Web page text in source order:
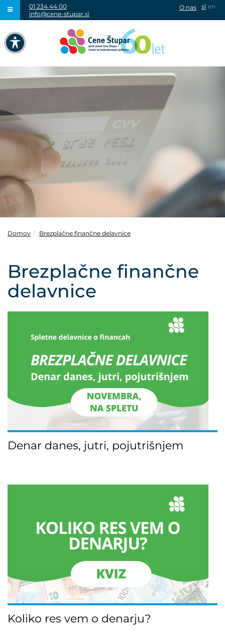
NAVIGACIJA PREKO TIPKOVNICE
VISOK KONTRAST
OZNAČI NASLOVE
OZNAČI POVEZAVE
PODČRTAJ POVEZAVE
ZEMLJEVID STRANI
IZJAVA O DOSTOPNOSTI
01 234 44 00
info@cene-stupar.si
sl en
O nas
Domov Brezplačne finančne delavnice
Brezplačne finančne
delavnice
Denar danes, jutri, pojutrišnjem
Koliko res vem o denarju?